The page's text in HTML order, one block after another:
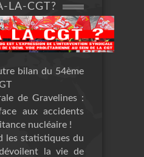
LA-CGT?
bilan du 54ème
de Gravelines :
aux accidents
nucléaire !
les statistiques du
la vie de